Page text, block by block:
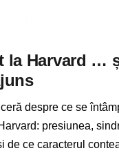
la Harvard …
despre ce se
presiunea,
de ce caracterul